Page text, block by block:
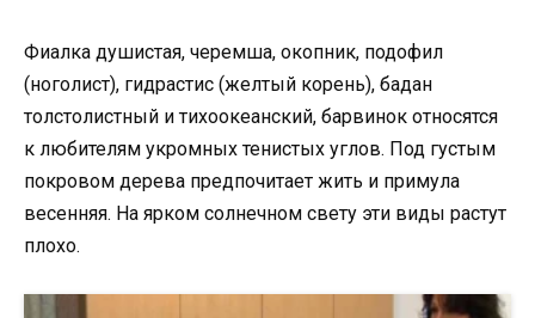
Фиалка душистая, черемша, окопник, подофил
(ноголист), гидрастис (желтый корень), бадан
толстолистный и тихоокеанский, барвинок относятся
к любителям укромных тенистых углов. Под густым
покровом дерева предпочитает жить и примула
весенняя. На ярком солнечном свету эти виды растут
плохо.